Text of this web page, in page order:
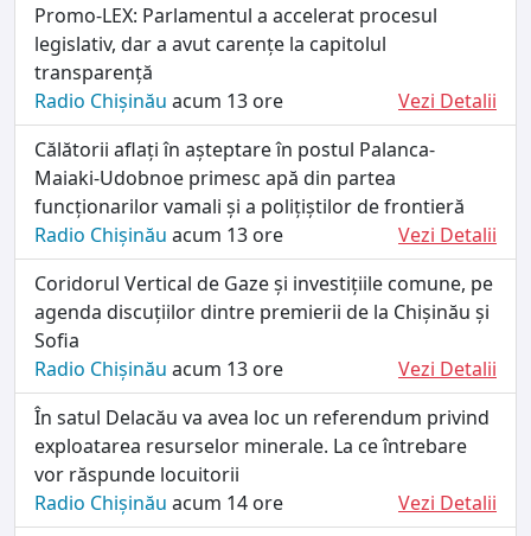
Promo-LEX: Parlamentul a accelerat procesul
legislativ, dar a avut carențe la capitolul
transparență
Radio Chișinău acum 13 ore
Vezi Detalii
Călătorii aflați în așteptare în postul Palanca-
Maiaki-Udobnoe primesc apă din partea
funcționarilor vamali și a polițiștilor de frontieră
Radio Chișinău acum 13 ore
Vezi Detalii
Coridorul Vertical de Gaze și investițiile comune, pe
agenda discuțiilor dintre premierii de la Chișinău și
Sofia
Radio Chișinău acum 13 ore
Vezi Detalii
În satul Delacău va avea loc un referendum privind
exploatarea resurselor minerale. La ce întrebare
vor răspunde locuitorii
Radio Chișinău acum 14 ore
Vezi Detalii